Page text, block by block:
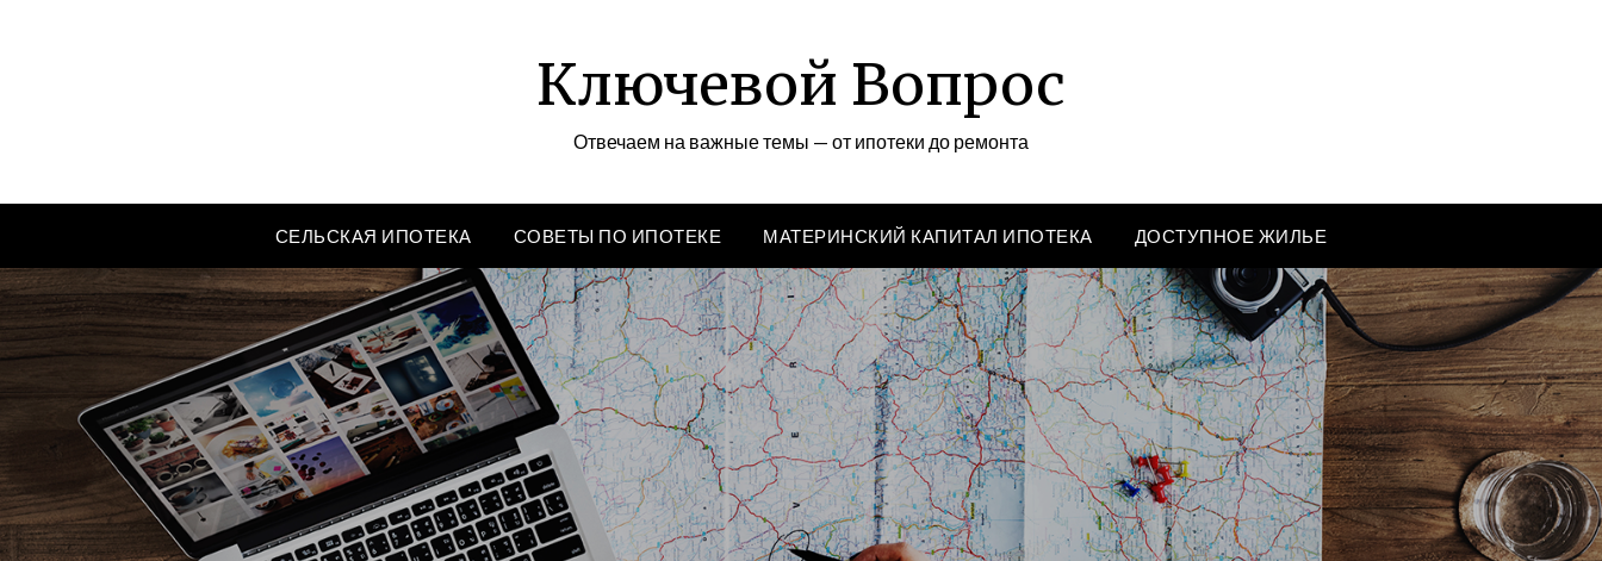
Ключевой Вопрос
Отвечаем на важные темы — от ипотеки до ремонта
СЕЛЬСКАЯ ИПОТЕКА СОВЕТЫ ПО ИПОТЕКЕ МАТЕРИНСКИЙ КАПИТАЛ ИПОТЕКА ДОСТУПНОЕ ЖИЛЬЕ